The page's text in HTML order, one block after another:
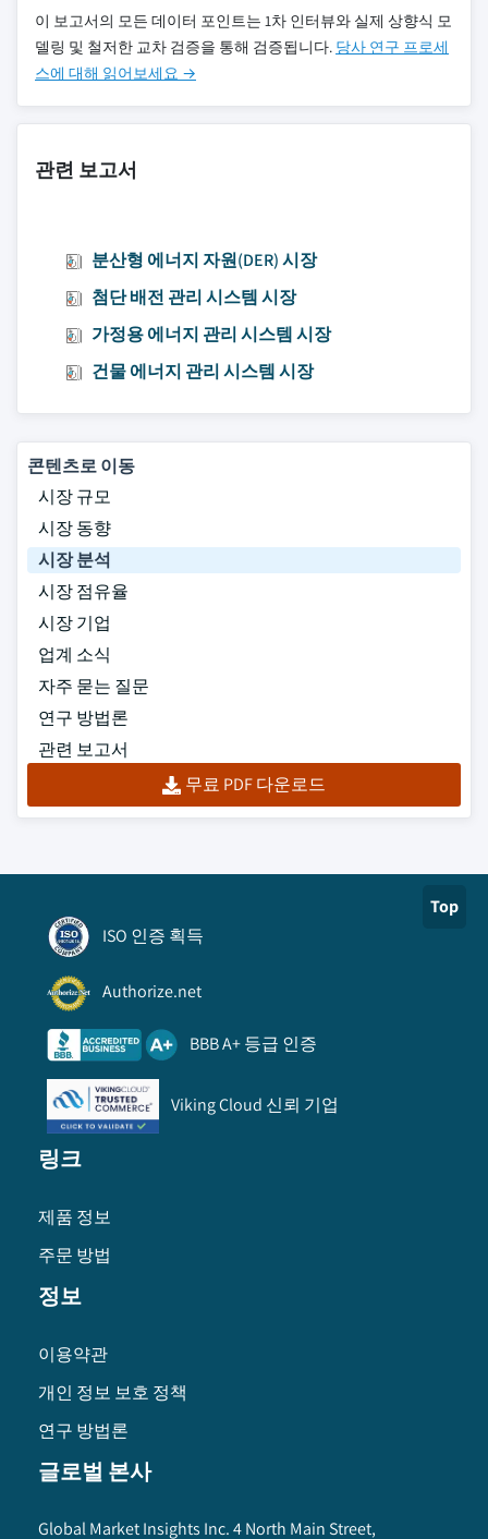
이 보고서의 모든 데이터 포인트는 1차 인터뷰와 실제 상향식 모
델링 및 철저한 교차 검증을 통해 검증됩니다. 당사 연구 프로세
스에 대해 읽어보세요 →
관련 보고서
분산형 에너지 자원(DER) 시장
첨단 배전 관리 시스템 시장
가정용 에너지 관리 시스템 시장
건물 에너지 관리 시스템 시장
콘텐츠로 이동
시장 규모
시장 동향
시장 분석
시장 점유율
시장 기업
업계 소식
자주 묻는 질문
연구 방법론
관련 보고서
무료 PDF 다운로드
Top
ISO 인증 획득
Authorize.net
BBB A+ 등급 인증
Viking Cloud 신뢰 기업
링크
제품 정보
주문 방법
정보
이용약관
개인 정보 보호 정책
연구 방법론
글로벌 본사
Global Market Insights Inc. 4 North Main Street,